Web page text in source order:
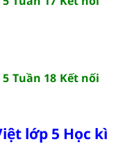
Tuần 18 Kết nối
lớp 5 Học kì